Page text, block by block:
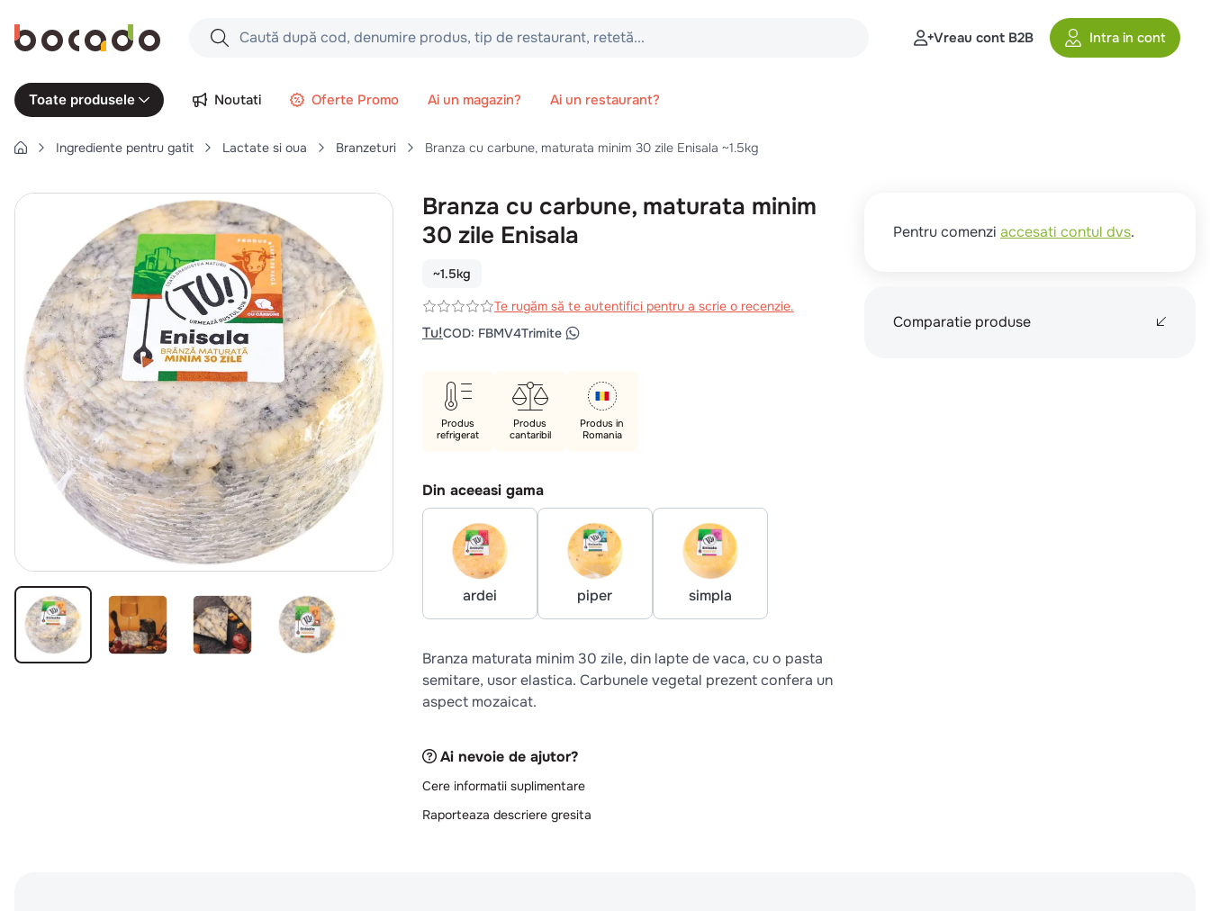
Caută după cod, denumire produs, tip de restaurant, retetă...
Căutări populare
3. pui
4. chifle
5.
burger
6. coaste
7. aripi
8. ceafa
9. croissant
10
pizza
Vreau cont B2B Intra in cont
Toate produsele Noutati Oferte Promo Ai un magazin? Ai un restaurant?
Ingrediente pentru gatit Lactate si oua Branzeturi Branza cu carbune, maturata minim 30 zile Enisala ~1.5kg
Branza cu carbune, maturata minim
30 zile Enisala
~1.5kg
Te rugăm să te autentifici pentru a scrie o recenzie.
Tu!COD: FBMV4Trimite
Produs
refrigerat
Produs
cantaribil
Produs in
Romania
Din aceeasi gama
ardei piper simpla
Branza maturata minim 30 zile, din lapte de vaca, cu o pasta
semitare, usor elastica. Carbunele vegetal prezent confera un
aspect mozaicat.
Ai nevoie de ajutor?
Cere informatii suplimentare
Raporteaza descriere gresita
Pentru comenzi accesati contul dvs.
Comparatie produse